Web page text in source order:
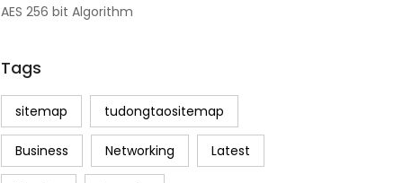
AES 256 bit Algorithm
Tags
sitemap tudongtaositemap
Business Networking Latest